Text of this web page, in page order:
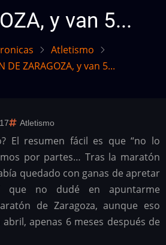
y van 5...
Atletismo
DE ZARAGOZA, y van 5...
Atletismo
El resumen fácil es que “no lo
por partes… Tras la maratón
quedado con ganas de apretar
que no dudé en apuntarme
de Zaragoza, aunque eso
apenas 6 meses después de